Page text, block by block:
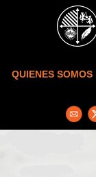
Skip to main content
QUIENES SOMOS